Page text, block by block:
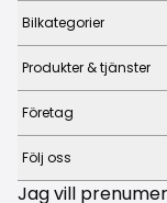
Bilkategorier
Produkter & tjänster
Företag
Följ oss
Jag vill